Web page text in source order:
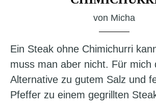
von Micha
Ein Steak ohne Chimichurri
muss man aber nicht. Für mich
Alternative zu gutem Salz und
Pfeffer zu einem gegrillten